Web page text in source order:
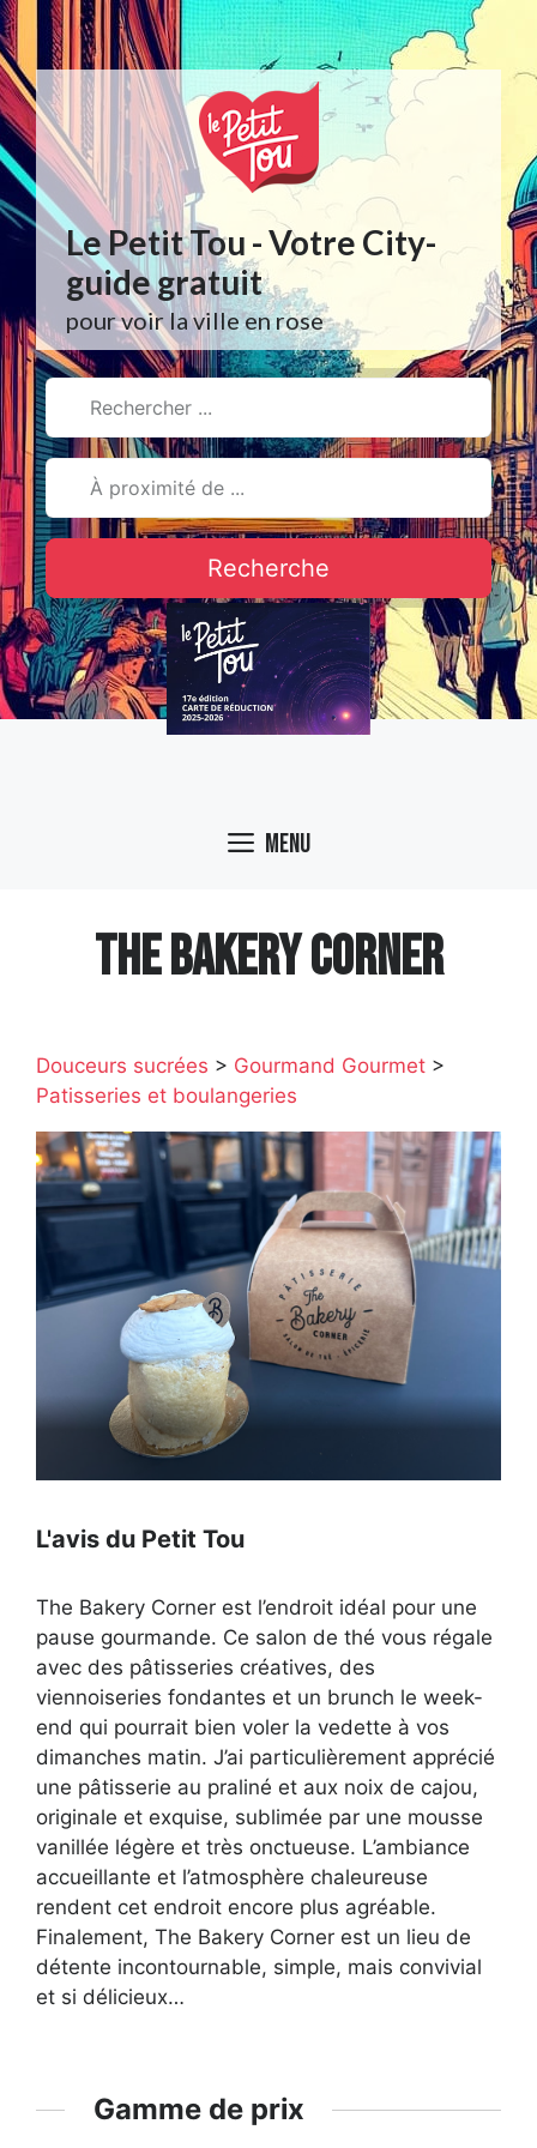
Aller
au
contenu
Le Petit Tou - Votre City-
guide gratuit
pour voir la ville en rose
Recherche
Menu
THE BAKERY CORNER
Douceurs sucrées > Gourmand Gourmet >
Patisseries et boulangeries
L'avis du Petit Tou
The Bakery Corner est l’endroit idéal pour une
pause gourmande. Ce salon de thé vous régale
avec des pâtisseries créatives, des
viennoiseries fondantes et un brunch le week-
end qui pourrait bien voler la vedette à vos
dimanches matin. J’ai particulièrement apprécié
une pâtisserie au praliné et aux noix de cajou,
originale et exquise, sublimée par une mousse
vanillée légère et très onctueuse. L’ambiance
accueillante et l’atmosphère chaleureuse
rendent cet endroit encore plus agréable.
Finalement, The Bakery Corner est un lieu de
détente incontournable, simple, mais convivial
et si délicieux…
Gamme de prix